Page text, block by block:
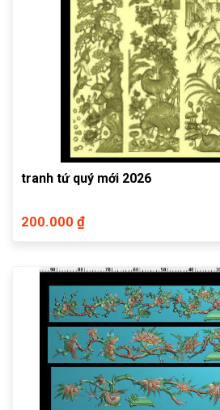
tranh tứ quý mới 2026
200.000 ₫